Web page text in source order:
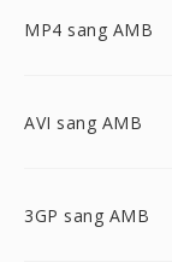
MP4 sang AMB
AVI sang AMB
3GP sang AMB